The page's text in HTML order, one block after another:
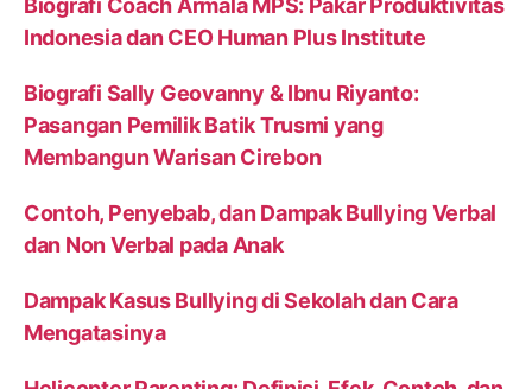
Indonesia dan CEO Human Plus Institute
Biografi Sally Geovanny & Ibnu Riyanto:
Pasangan Pemilik Batik Trusmi yang
Membangun Warisan Cirebon
Contoh, Penyebab, dan Dampak Bullying Verbal
dan Non Verbal pada Anak
Dampak Kasus Bullying di Sekolah dan Cara
Mengatasinya